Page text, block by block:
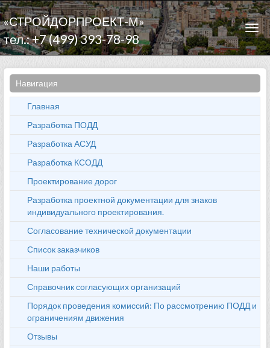
«СТРОЙДОРПРОЕКТ-М»
тел.: +7 (499) 393-78-98
Навигация
Главная
Разработка ПОДД
Разработка АСУД
Разработка КСОДД
Проектирование дорог
Разработка проектной документации для знаков
индивидуального проектирования.
Согласование технической документации
Список заказчиков
Наши работы
Справочник согласующих организаций
Порядок проведения комиссий: По рассмотрению ПОДД и
ограничениям движения
Отзывы